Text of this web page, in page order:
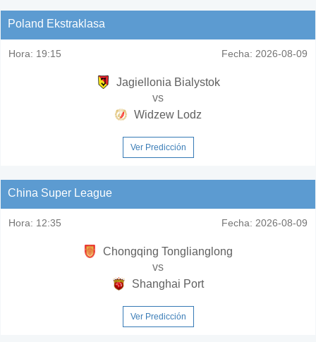
Poland Ekstraklasa
Hora: 19:15 Fecha: 2026-08-09
Jagiellonia Bialystok
vs
Widzew Lodz
Ver Predicción
China Super League
Hora: 12:35 Fecha: 2026-08-09
Chongqing Tonglianglong
vs
Shanghai Port
Ver Predicción